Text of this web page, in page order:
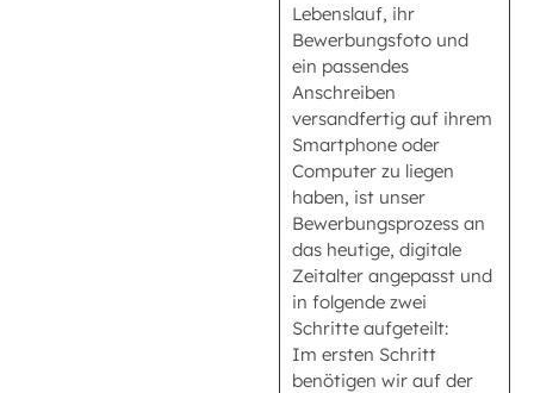
Lebenslauf, ihr
Bewerbungsfoto und
ein passendes
Anschreiben
versandfertig auf ihrem
Smartphone oder
Computer zu liegen
haben, ist unser
Bewerbungsprozess an
das heutige, digitale
Zeitalter angepasst und
in folgende zwei
Schritte aufgeteilt:
Im ersten Schritt
benötigen wir auf der